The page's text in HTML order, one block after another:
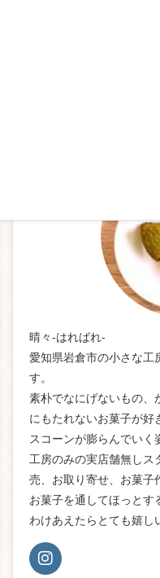
晴々-はればれ-
愛知県岩倉市の小さな工
す。
素朴でなにげないもの、
にもたれないお菓子が好
スコーンが膨らんでいく
工房のみの実店舗無しス
売、お取り寄せ、お菓子
お菓子を通してほっとす
わけあえたらとても嬉し